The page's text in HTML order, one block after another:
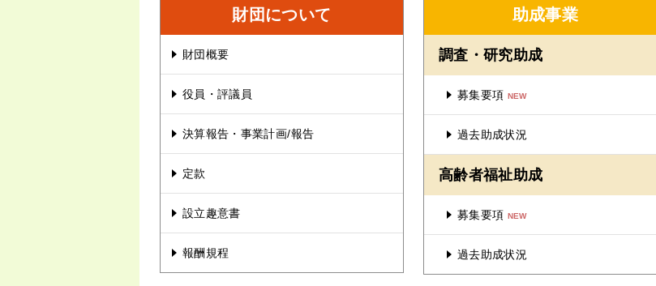
財団について
財団概要
役員・評議員
決算報告・事業計画/報告
定款
設立趣意書
報酬規程
助成事業
調査・研究助成
募集要項 NEW
過去助成状況
高齢者福祉助成
募集要項 NEW
過去助成状況